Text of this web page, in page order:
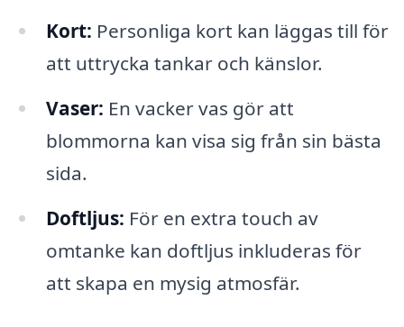
Kort: Personliga kort kan läggas till för
att uttrycka tankar och känslor.
Vaser: En vacker vas gör att
blommorna kan visa sig från sin bästa
sida.
Doftljus: För en extra touch av
omtanke kan doftljus inkluderas för
att skapa en mysig atmosfär.